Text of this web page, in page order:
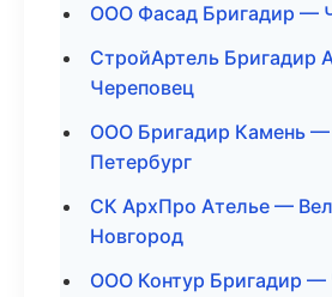
ООО Фасад Бригадир —
СтройАртель Бригадир
Череповец
ООО Бригадир Камень
Петербург
СК АрхПро Ателье —
Новгород
ООО Контур Бригадир —